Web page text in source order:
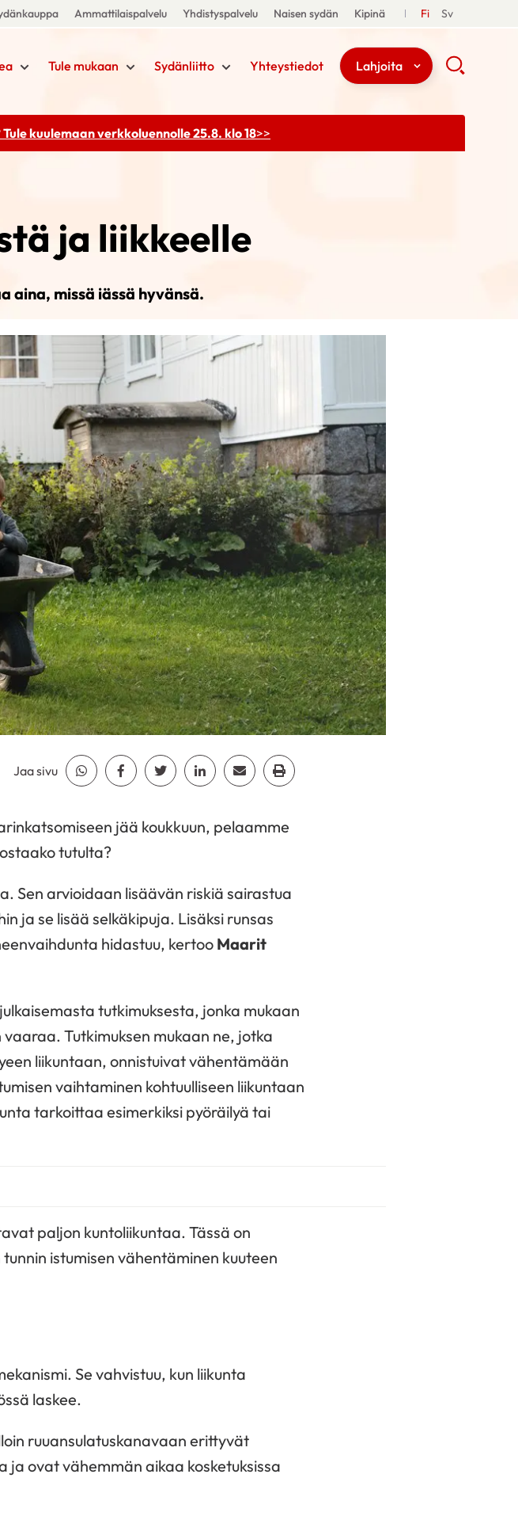
Ammattilaispalvelu Yhdistyspalvelu Naisen sydän Kipinä Fi Sv
Tule mukaan Sydänliitto Yhteystiedot Lahjoita
kuulemaanverkkoluennolle 25.8. klo 18>>
ja liikkeelle
aina, missä iässä hyvänsä.
Jaa sivu Jaa Whatsapp
Jaa Facebook
Jaa TwitterJaa LinkedinJaa EmailJaa Print
jää koukkuun, pelaamme
tutulta?
Sen arvioidaan lisäävän riskiä sairastua
ja se lisää selkäkipuja. Lisäksi runsas
hidastuu, kertoo Maarit
tutkimuksesta, jonka mukaan
Tutkimuksen mukaan ne, jotka
liikuntaan, onnistuivat vähentämään
vaihtaminen kohtuulliseen liikuntaan
tarkoittaa esimerkiksi pyöräilyä tai
paljon kuntoliikuntaa. Tässä on
istumisen vähentäminen kuuteen
Se vahvistuu, kun liikunta
laskee.
ruuansulatuskanavaan erittyvät
ovat vähemmän aikaa kosketuksissa